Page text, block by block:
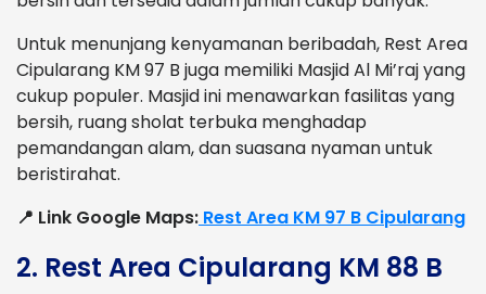
Untuk menunjang kenyamanan beribadah, Rest Area
Cipularang KM 97 B juga memiliki Masjid Al Mi’raj yang
cukup populer. Masjid ini menawarkan fasilitas yang
bersih, ruang sholat terbuka menghadap
pemandangan alam, dan suasana nyaman untuk
beristirahat.
📍 Link Google Maps: Rest Area KM 97 B Cipularang
2. Rest Area Cipularang KM 88 B